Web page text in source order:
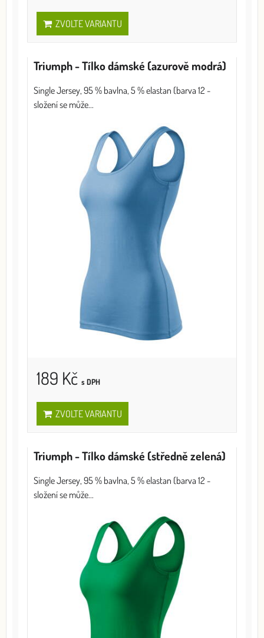
ZVOLTE VARIANTU
Triumph - Tílko dámské (azurově modrá)
Single Jersey, 95 % bavlna, 5 % elastan (barva 12 -
složení se může...
189 Kč s DPH
ZVOLTE VARIANTU
Triumph - Tílko dámské (středně zelená)
Single Jersey, 95 % bavlna, 5 % elastan (barva 12 -
složení se může...